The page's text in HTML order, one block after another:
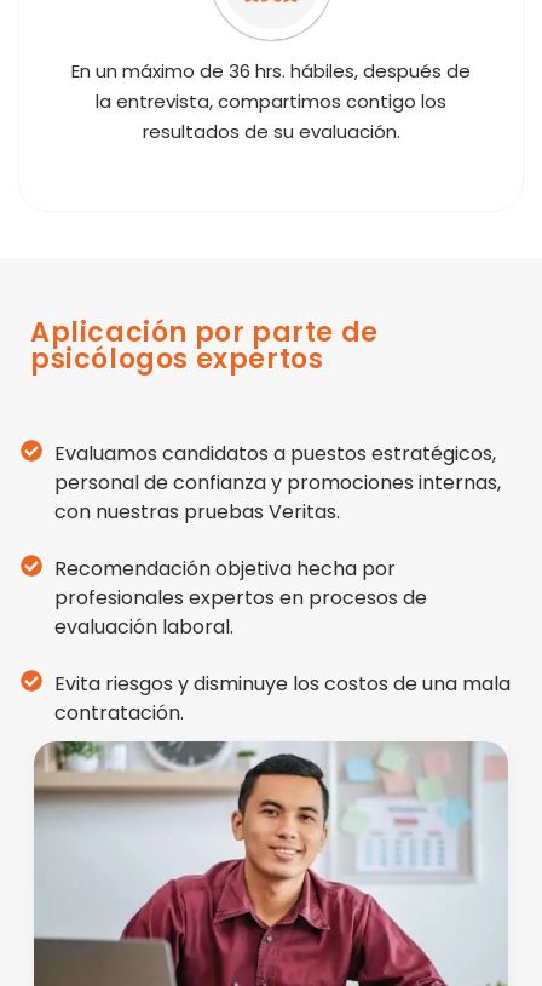
En un máximo de 36 hrs. hábiles, después de
la entrevista, compartimos contigo los
resultados de su evaluación.
Aplicación por parte de
psicólogos expertos
Evaluamos candidatos a puestos estratégicos,
personal de confianza y promociones internas,
con nuestras pruebas Veritas.
Recomendación objetiva hecha por
profesionales expertos en procesos de
evaluación laboral.
Evita riesgos y disminuye los costos de una mala
contratación.